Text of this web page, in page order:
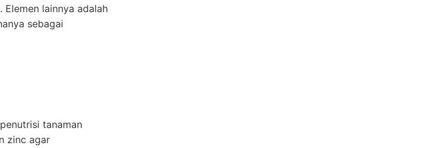
lainnya adalah
sebagai
tanaman
zinc agar